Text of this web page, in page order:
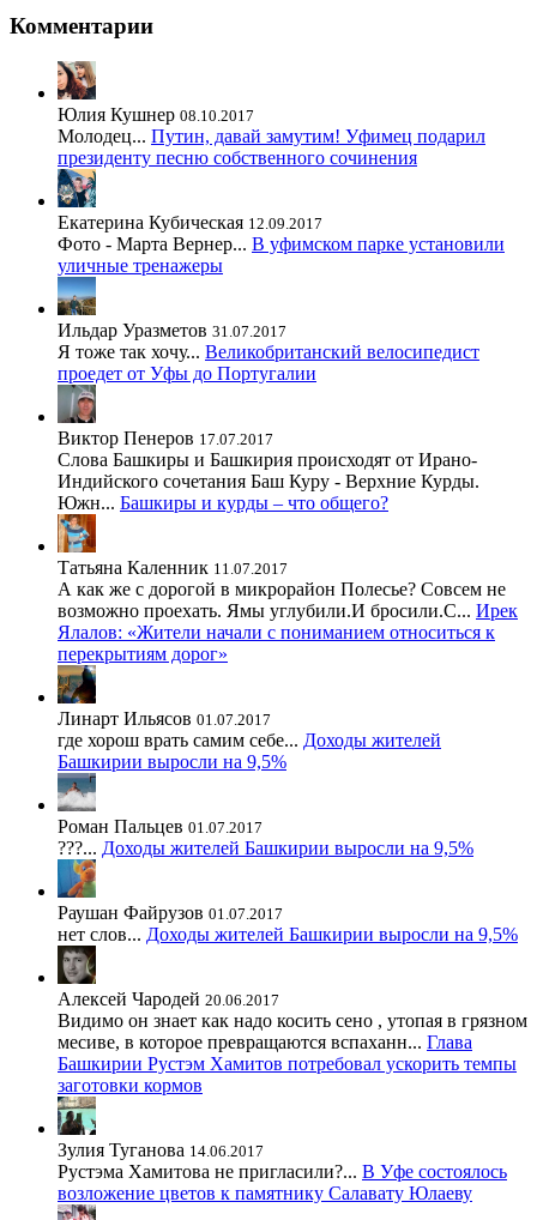
Комментарии
Юлия Кушнер 08.10.2017
Молодец... Путин, давай замутим! Уфимец подарил
президенту песню собственного сочинения
Екатерина Кубическая 12.09.2017
Фото - Марта Вернер... В уфимском парке установили
уличные тренажеры
Ильдар Уразметов 31.07.2017
Я тоже так хочу... Великобританский велосипедист
проедет от Уфы до Португалии
Виктор Пенеров 17.07.2017
Слова Башкиры и Башкирия происходят от Ирано-
Индийского сочетания Баш Куру - Верхние Курды.
Южн... Башкиры и курды – что общего?
Татьяна Каленник 11.07.2017
А как же с дорогой в микрорайон Полесье? Совсем не
возможно проехать. Ямы углубили.И бросили.С... Ирек
Ялалов: «Жители начали с пониманием относиться к
перекрытиям дорог»
Линарт Ильясов 01.07.2017
где хорош врать самим себе... Доходы жителей
Башкирии выросли на 9,5%
Роман Пальцев 01.07.2017
???... Доходы жителей Башкирии выросли на 9,5%
Раушан Файрузов 01.07.2017
нет слов... Доходы жителей Башкирии выросли на 9,5%
Алексей Чародей 20.06.2017
Видимо он знает как надо косить сено , утопая в грязном
месиве, в которое превращаются вспаханн... Глава
Башкирии Рустэм Хамитов потребовал ускорить темпы
заготовки кормов
Зулия Туганова 14.06.2017
Рустэма Хамитова не пригласили?... В Уфе состоялось
возложение цветов к памятнику Салавату Юлаеву